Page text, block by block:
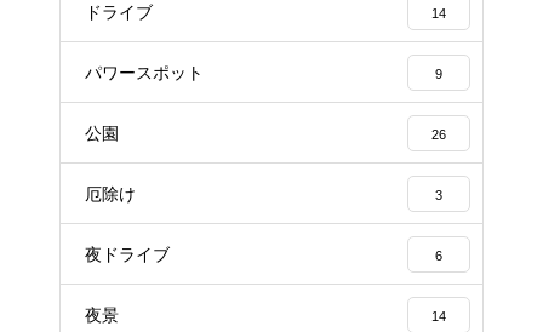
ドライブ 14
パワースポット 9
公園 26
厄除け 3
夜ドライブ 6
夜景 14